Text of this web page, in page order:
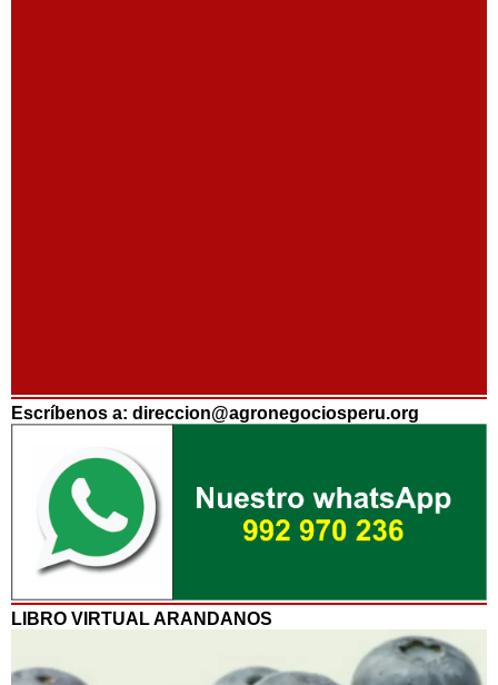
Escríbenos a: direccion@agronegociosperu.org
LIBRO VIRTUAL ARANDANOS